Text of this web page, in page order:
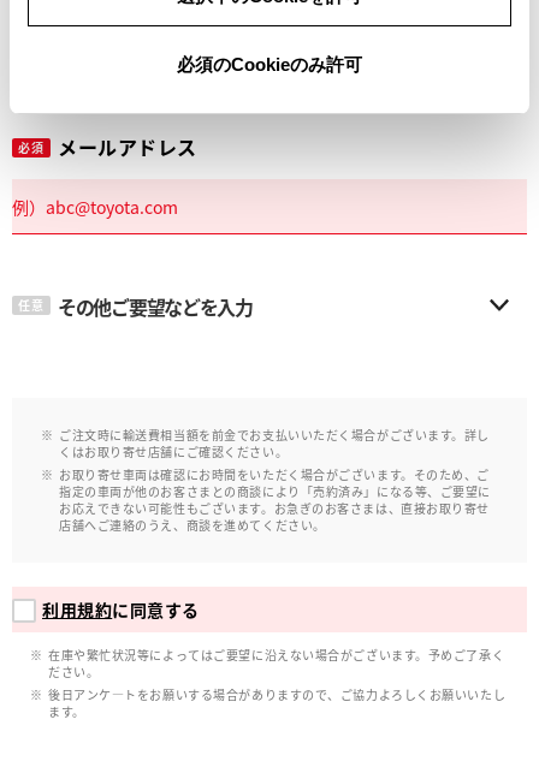
必須のCookieのみ許可
必須 メールアドレス
任意 その他ご要望などを入力
ご注文時に輸送費相当額を前金でお支払いいただく場合がございます。詳し
くはお取り寄せ店舗にご確認ください。
お取り寄せ車両は確認にお時間をいただく場合がございます。そのため、ご
指定の車両が他のお客さまとの商談により「売約済み」になる等、ご要望に
お応えできない可能性もございます。お急ぎのお客さまは、直接お取り寄せ
店舗へご連絡のうえ、商談を進めてください。
利用規約に同意する
在庫や繁忙状況等によってはご要望に沿えない場合がございます。予めご了承く
ださい。
後日アンケ―トをお願いする場合がありますので、ご協力よろしくお願いいたし
ます。